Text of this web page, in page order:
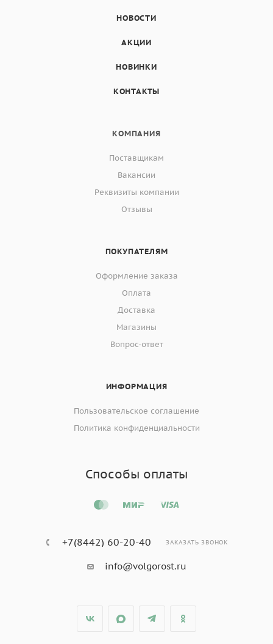
НОВОСТИ
АКЦИИ
НОВИНКИ
КОНТАКТЫ
КОМПАНИЯ
Поставщикам
Вакансии
Реквизиты компании
Отзывы
ПОКУПАТЕЛЯМ
Оформление заказа
Оплата
Доставка
Магазины
Вопрос-ответ
ИНФОРМАЦИЯ
Пользовательское соглашение
Политика конфиденциальности
Способы оплаты
+7(8442) 60-20-40 ЗАКАЗАТЬ ЗВОНОК
info@volgorost.ru